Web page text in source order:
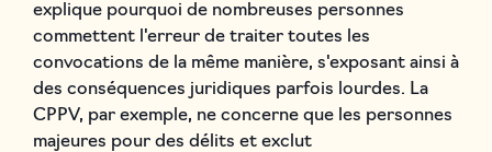
explique pourquoi de nombreuses personnes
commettent l'erreur de traiter toutes les
convocations de la même manière, s'exposant ainsi à
des conséquences juridiques parfois lourdes. La
CPPV, par exemple, ne concerne que les personnes
majeures pour des délits et exclut